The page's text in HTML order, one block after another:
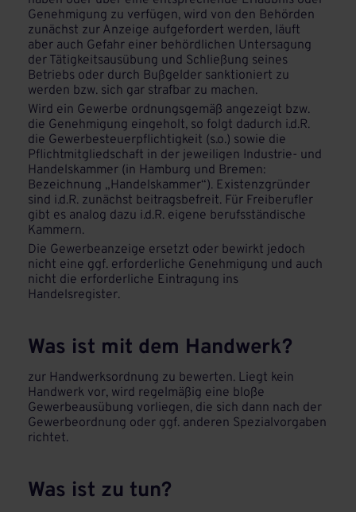
Genehmigung zu verfügen, wird von den Behörden
zunächst zur Anzeige aufgefordert werden, läuft
aber auch Gefahr einer behördlichen Untersagung
der Tätigkeitsausübung und Schließung seines
Betriebs oder durch Bußgelder sanktioniert zu
werden bzw. sich gar strafbar zu machen.
Wird ein Gewerbe ordnungsgemäß angezeigt bzw.
die Genehmigung eingeholt, so folgt dadurch i.d.R.
die Gewerbesteuerpflichtigkeit (s.o.) sowie die
Pflichtmitgliedschaft in der jeweiligen Industrie- und
Handelskammer (in Hamburg und Bremen:
Bezeichnung „Handelskammer“). Existenzgründer
sind i.d.R. zunächst beitragsbefreit. Für Freiberufler
gibt es analog dazu i.d.R. eigene berufsständische
Kammern.
Die Gewerbeanzeige ersetzt oder bewirkt jedoch
nicht eine ggf. erforderliche Genehmigung und auch
nicht die erforderliche Eintragung ins
Handelsregister.
Was ist mit dem Handwerk?
zur Handwerksordnung zu bewerten. Liegt kein
Handwerk vor, wird regelmäßig eine bloße
Gewerbeausübung vorliegen, die sich dann nach der
Gewerbeordnung oder ggf. anderen Spezialvorgaben
richtet.
Was ist zu tun?